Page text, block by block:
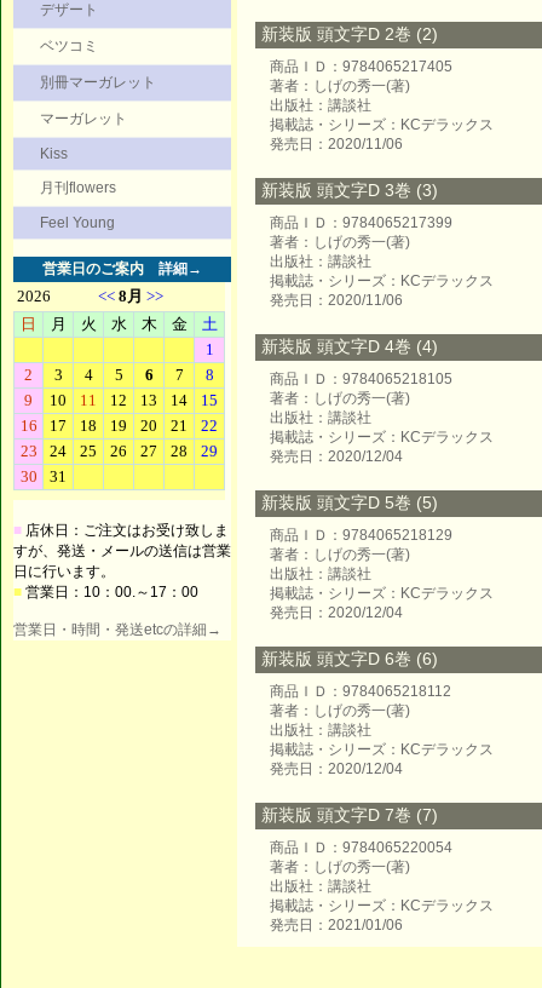
デザート
ベツコミ
別冊マーガレット
マーガレット
Kiss
月刊flowers
Feel Young
営業日のご案内 詳細→
■ 店休日：ご注文はお受け致しま
すが、発送・メールの送信は営業
日に行います。
■ 営業日：10：00.～17：00
営業日・時間・発送etcの詳細→
新装版 頭文字D 2巻 (2)
商品ＩＤ：9784065217405
著者：しげの秀一(著)
出版社：講談社
掲載誌・シリーズ：KCデラックス
発売日：2020/11/06
新装版 頭文字D 3巻 (3)
商品ＩＤ：9784065217399
著者：しげの秀一(著)
出版社：講談社
掲載誌・シリーズ：KCデラックス
発売日：2020/11/06
新装版 頭文字D 4巻 (4)
商品ＩＤ：9784065218105
著者：しげの秀一(著)
出版社：講談社
掲載誌・シリーズ：KCデラックス
発売日：2020/12/04
新装版 頭文字D 5巻 (5)
商品ＩＤ：9784065218129
著者：しげの秀一(著)
出版社：講談社
掲載誌・シリーズ：KCデラックス
発売日：2020/12/04
新装版 頭文字D 6巻 (6)
商品ＩＤ：9784065218112
著者：しげの秀一(著)
出版社：講談社
掲載誌・シリーズ：KCデラックス
発売日：2020/12/04
新装版 頭文字D 7巻 (7)
商品ＩＤ：9784065220054
著者：しげの秀一(著)
出版社：講談社
掲載誌・シリーズ：KCデラックス
発売日：2021/01/06